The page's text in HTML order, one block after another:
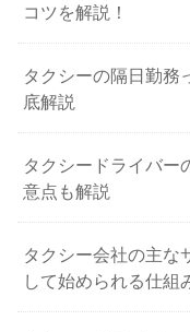
コツを解説！
タクシーの隔日勤務
底解説
タクシードライバー
意点も解説
タクシー会社の主な
して始められる仕組